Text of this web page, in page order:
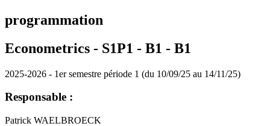
programmation
Econometrics - S1P1 - B1 - B1
2025-2026 - 1er semestre période 1 (du 10/09/25 au 14/11/25)
Responsable :
Patrick WAELBROECK